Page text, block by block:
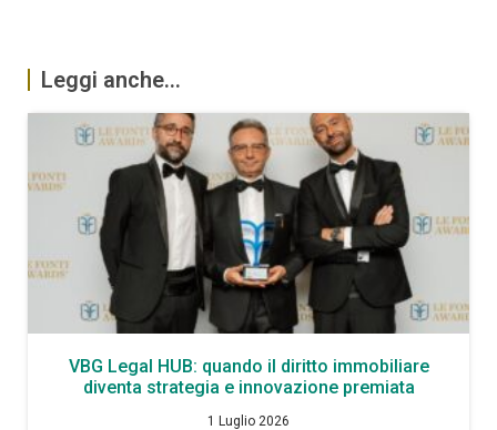
Leggi anche...
VBG Legal HUB: quando il diritto immobiliare
diventa strategia e innovazione premiata
1 Luglio 2026